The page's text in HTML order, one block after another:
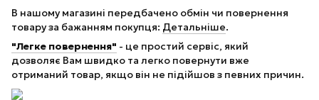
В нашому магазині передбачено обмін чи повернення
товару за бажанням покупця: Детальніше.
"Легке повернення" - це простий сервіс, який
дозволяє Вам швидко та легко повернути вже
отриманий товар, якщо він не підійшов з певних причин.